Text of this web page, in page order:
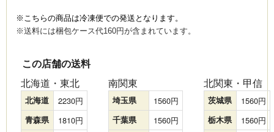
※こちらの商品は冷凍便での発送となります。
※送料には梱包ケース代160円が含まれています。
この店舗の送料
北海道・東北
北海道 2230
青森県 1810
南関東
埼玉県 1560
千葉県 1560
北関東・甲信
茨城県 1560
栃木県 1560